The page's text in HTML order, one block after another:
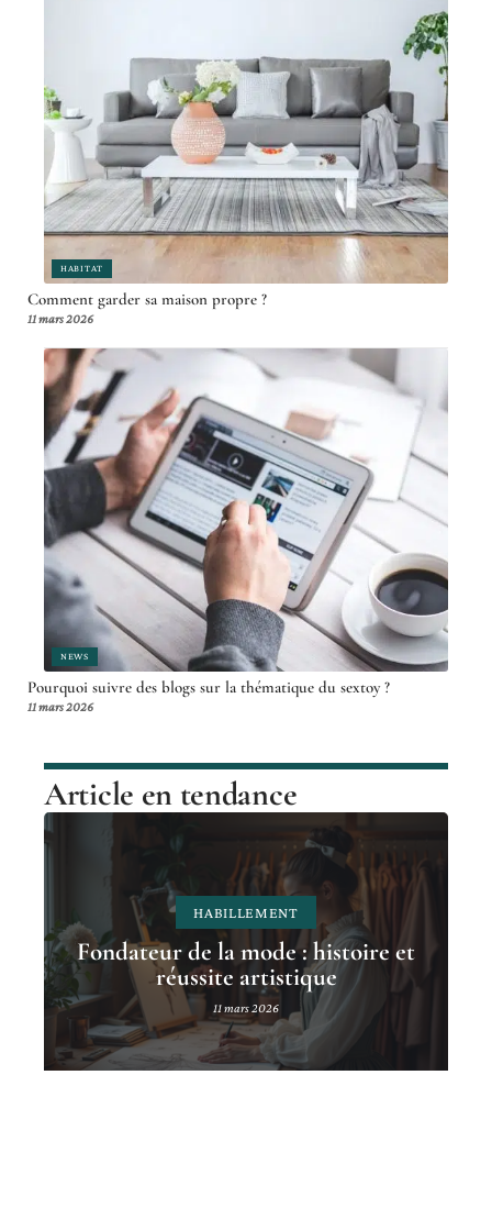
HABITAT
Comment garder sa maison propre ?
11 mars 2026
NEWS
Pourquoi suivre des blogs sur la thématique du sextoy ?
11 mars 2026
Article en tendance
HABILLEMENT
Fondateur de la mode : histoire et
réussite artistique
11 mars 2026